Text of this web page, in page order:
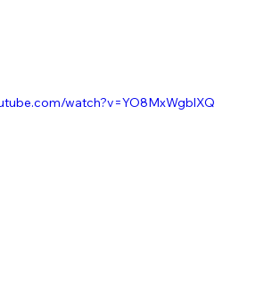
watch?v=YO8MxWgblXQ